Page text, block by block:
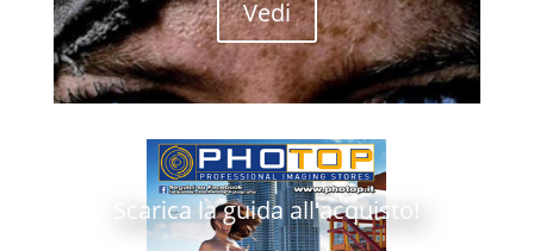
Vedi
Scarica la guida all'acquisto!